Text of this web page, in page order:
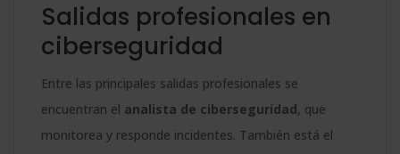
Salidas profesionales en
ciberseguridad
Entre las principales salidas profesionales se
encuentran el analista de ciberseguridad, que
monitorea y responde incidentes. También está el